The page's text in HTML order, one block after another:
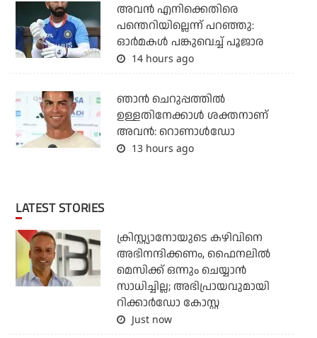
അവന്‍ എനിക്കെതിരെ
പന്തെറിയില്ലെന്ന് പറഞ്ഞു:
ഓര്‍മകള്‍ പങ്കുവെച്ച് പൂജാര
14 hours ago
ഞാന്‍ ചെറുപ്പത്തില്‍
ഉള്ളതിനേക്കാള്‍ ശക്തനാണ്
അവന്‍: റൊണാള്‍ഡോ
13 hours ago
LATEST STORIES
ക്രിസ്റ്റ്യാനോയുടെ കഴിവിനെ
അഭിനന്ദിക്കണം, ഫൈനലില്‍
മെസിക്ക് ഒന്നും ചെയ്യാന്‍
സാധിച്ചില്ല; അഭിപ്രായവുമായി
റിക്കാര്‍ഡോ കോസ്റ്റ
Just now